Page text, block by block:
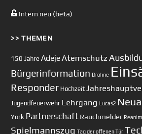
Intern neu (beta)
>> THEMEN
150 Jahre AdejeAtemschutz
Bürgerinformation Drohne
Responder Hochzeit
Jugendfeuerwehr Lehrgang Lucas2
York Partnerschaft Rauchmelder
Spielmannszug Tag der offenen Tür